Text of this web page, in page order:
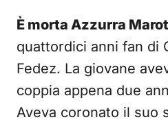
È morta Azzurra
quattordici anni fan di
Fedez. La giovane
coppia appena due
Aveva coronato il suo